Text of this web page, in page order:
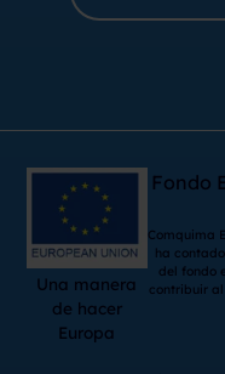
Una manera
de hacer
Europa
Fondo
Comquima
ha
del fondo
contribuir